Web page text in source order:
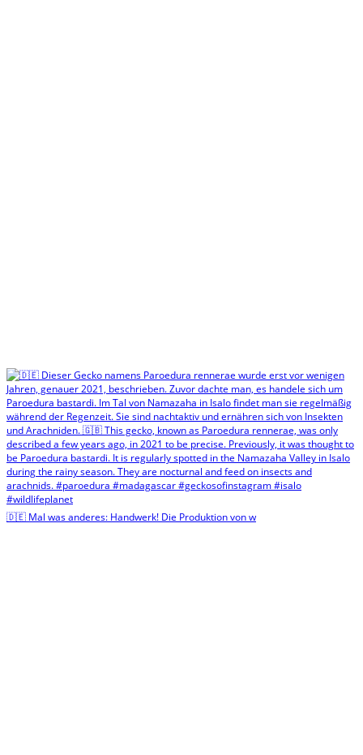
🇩🇪 Mal was anderes: Handwerk! Die Produktion von w